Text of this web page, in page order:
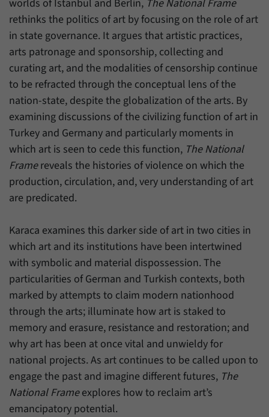
worlds of Istanbul and Berlin, The National Frame
rethinks the politics of art by focusing on the role of art
in state governance. It argues that artistic practices,
arts patronage and sponsorship, collecting and
curating art, and the modalities of censorship continue
to be refracted through the conceptual lens of the
nation-state, despite the globalization of the arts. By
examining discussions of the civilizing function of art in
Turkey and Germany and particularly moments in
which art is seen to cede this function, The National
Framereveals the histories of violence on which the
production, circulation, and, very understanding of art
are predicated.
Karaca examines this darker side of art in two cities in
which art and its institutions have been intertwined
with symbolic and material dispossession. The
particularities of German and Turkish contexts, both
marked by attempts to claim modern nationhood
through the arts; illuminate how art is staked to
memory and erasure, resistance and restoration; and
why art has been at once vital and unwieldy for
national projects. As art continues to be called upon to
engage the past and imagine different futures, The
National Frameexplores how to reclaim art’s
emancipatory potential.
Zweck
generierte ID, für die historische Speicherung
Ihrer vorgenommen Einstellungen, falls der
Webseiten-Betreiber dies eingestellt hat.
Name _pk_ref
Anbieter Matomo
Laufzeit 6 Monate
Zweck
Mit diesem Cookie können wir speichern, von
welcher Internetseite oder Suchmaschine
Besucher durch eine Verlinkung auf unsere
Internetseite weitergeleitet wurden.
Name _pk_ses
Anbieter
Laufzeit 30 Minuten
Zweck
Mit diesem Cookie können wir für kurze Zeit
Daten über den aktuellen Aufenthalt von
Besuchern auf unserer Internetseite
speichern.